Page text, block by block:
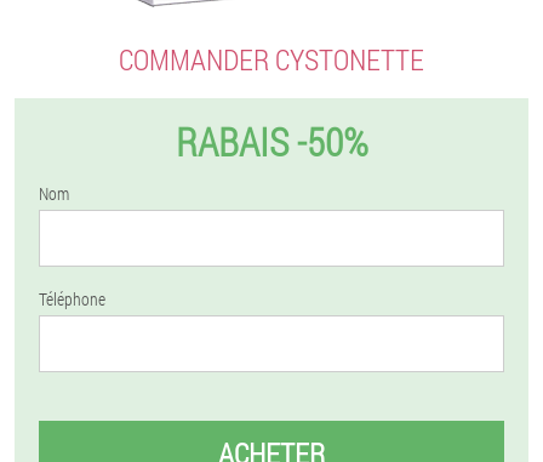
COMMANDER CYSTONETTE
RABAIS -50%
Nom
Téléphone
ACHETER